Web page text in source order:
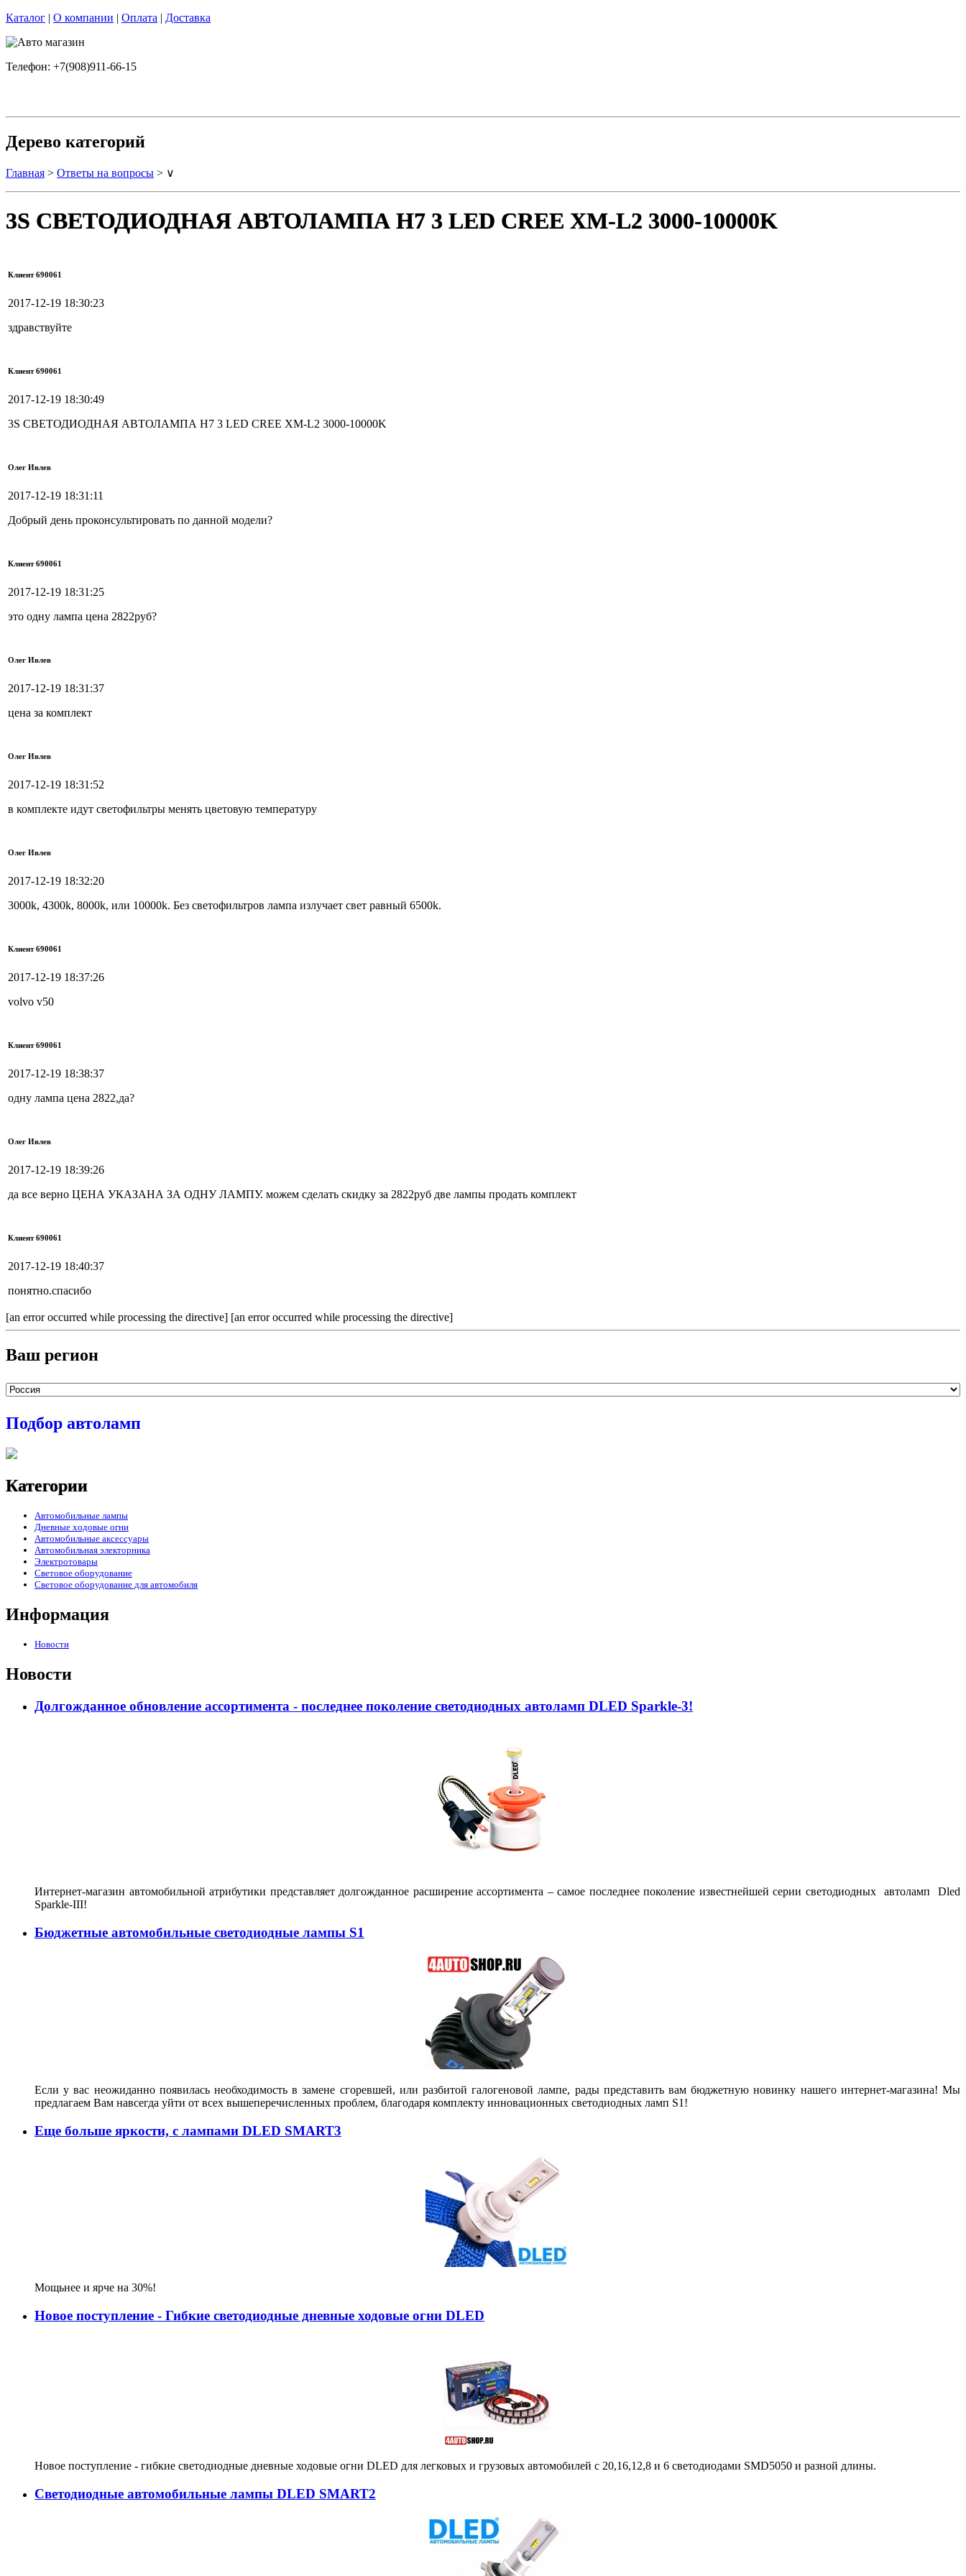
Каталог | О компании | Оплата | Доставка
Телефон: +7(908)911-66-15
Дерево категорий
Главная > Ответы на вопросы > ∨
3S СВЕТОДИОДНАЯ АВТОЛАМПА H7 3 LED CREE XM-L2 3000-10000K
Клиент 690061
2017-12-19 18:30:23
здравствуйте
Клиент 690061
2017-12-19 18:30:49
3S СВЕТОДИОДНАЯ АВТОЛАМПА H7 3 LED CREE XM-L2 3000-10000K
Олег Ивлев
2017-12-19 18:31:11
Добрый день проконсультировать по данной модели?
Клиент 690061
2017-12-19 18:31:25
это одну лампа цена 2822руб?
Олег Ивлев
2017-12-19 18:31:37
цена за комплект
Олег Ивлев
2017-12-19 18:31:52
в комплекте идут светофильтры менять цветовую температуру
Олег Ивлев
2017-12-19 18:32:20
3000k, 4300k, 8000k, или 10000k. Без светофильтров лампа излучает свет равный 6500k.
Клиент 690061
2017-12-19 18:37:26
volvo v50
Клиент 690061
2017-12-19 18:38:37
одну лампа цена 2822,да?
Олег Ивлев
2017-12-19 18:39:26
да все верно ЦЕНА УКАЗАНА ЗА ОДНУ ЛАМПУ. можем сделать скидку за 2822руб две лампы продать комплект
Клиент 690061
2017-12-19 18:40:37
понятно.спасибо
[an error occurred while processing the directive] [an error occurred while processing the directive]
Ваш регион
Подбор автоламп
Категории
Автомобильные лампы
Дневные ходовые огни
Автомобильные аксессуары
Автомобильная электорника
Электротовары
Световое оборудование
Световое оборудование для автомобиля
Информация
Новости
Новости
Долгожданное обновление ассортимента - последнее поколение светодиодных автоламп DLED Sparkle-3!
Интернет-магазин автомобильной атрибутики представляет долгожданное расширение ассортимента – самое последнее поколение известнейшей серии светодиодных автоламп Dled
Sparkle-III!
Бюджетные автомобильные светодиодные лампы S1
Если у вас неожиданно появилась необходимость в замене сгоревшей, или разбитой галогеновой лампе, рады представить вам бюджетную новинку нашего интернет-магазина! Мы
предлагаем Вам навсегда уйти от всех вышеперечисленных проблем, благодаря комплекту инновационных светодиодных ламп S1!
Еще больше яркости, с лампами DLED SMART3
Мощьнее и ярче на 30%!
Новое поступление - Гибкие светодиодные дневные ходовые огни DLED
Новое поступление - гибкие светодиодные дневные ходовые огни DLED для легковых и грузовых автомобилей с 20,16,12,8 и 6 светодиодами SMD5050 и разной длины.
Светодиодные автомобильные лампы DLED SMART2